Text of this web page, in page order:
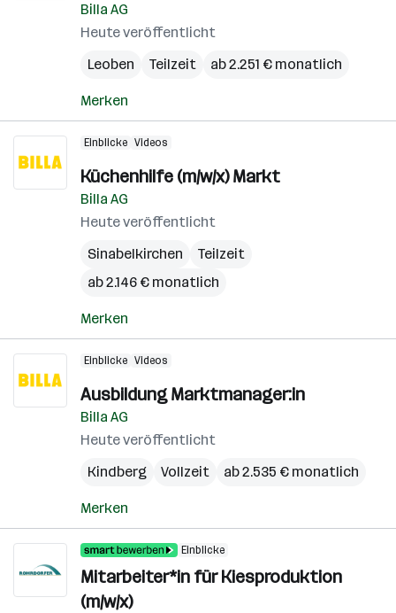
Billa AG
Heute veröffentlicht
Leoben
Teilzeit ab 2.251 € monatlich
Merken
Einblicke Videos
Küchenhilfe (m/w/x) Markt
Billa AG
Heute veröffentlicht
Sinabelkirchen
Teilzeit
ab 2.146 € monatlich
Merken
Einblicke Videos
Ausbildung Marktmanager:in
Billa AG
Heute veröffentlicht
Kindberg
Vollzeit ab 2.535 € monatlich
Merken
Einblicke
Mitarbeiter*in für Kiesproduktion
(m/w/x)